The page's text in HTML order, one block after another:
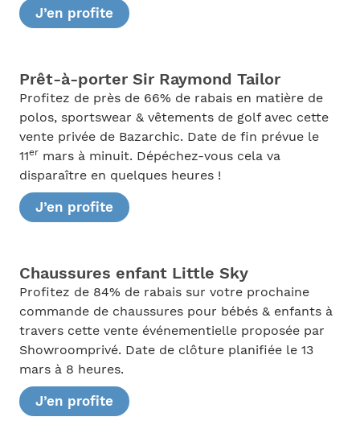
J’en profite
Prêt-à-porter Sir Raymond Tailor
Profitez de près de 66% de rabais en matière de
polos, sportswear & vêtements de golf avec cette
vente privée de Bazarchic. Date de fin prévue le
11ermars à minuit. Dépéchez-vous cela va
disparaître en quelques heures !
J’en profite
Chaussures enfant Little Sky
Profitez de 84% de rabais sur votre prochaine
commande de chaussures pour bébés & enfants à
travers cette vente événementielle proposée par
Showroomprivé. Date de clôture planifiée le 13
mars à 8 heures.
J’en profite